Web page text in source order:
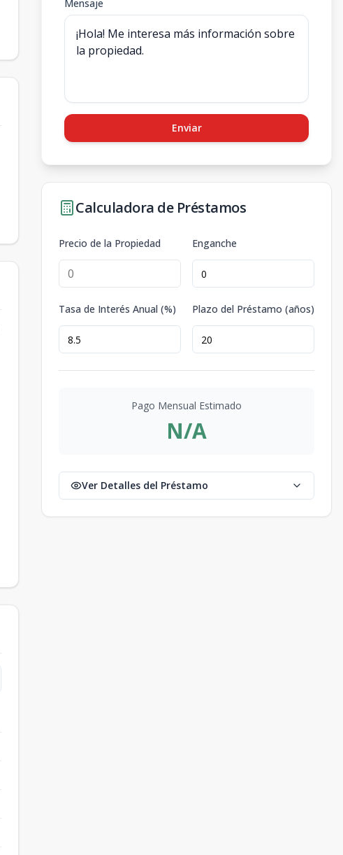
Mensaje
Enviar
Calculadora de Préstamos
Precio de la Propiedad Enganche
Tasa de Interés Anual (%) Plazo del Préstamo (años)
Pago Mensual Estimado
N/A
Ver Detalles del Préstamo